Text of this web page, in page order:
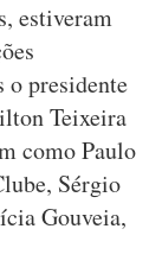
estiveram
o presidente
Teixeira
como Paulo
Sérgio
Gouveia,